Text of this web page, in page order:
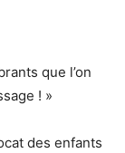
que l’on
! »
des enfants